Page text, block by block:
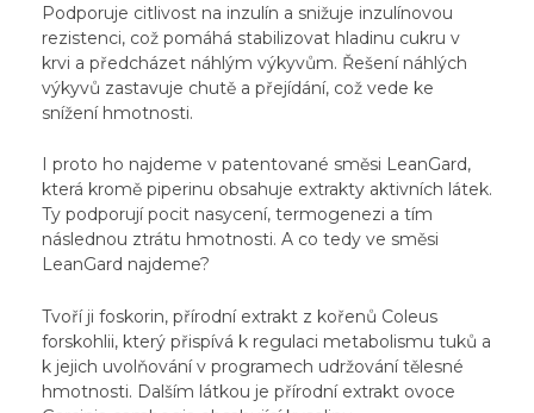
Podporuje citlivost na inzulín a snižuje inzulínovou
rezistenci, což pomáhá stabilizovat hladinu cukru v
krvi a předcházet náhlým výkyvům. Řešení náhlých
výkyvů zastavuje chutě a přejídání, což vede ke
snížení hmotnosti.
I proto ho najdeme v patentované směsi LeanGard,
která kromě piperinu obsahuje extrakty aktivních látek.
Ty podporují pocit nasycení, termogenezi a tím
následnou ztrátu hmotnosti. A co tedy ve směsi
LeanGard najdeme?
Tvoří ji foskorin, přírodní extrakt z kořenů Coleus
forskohlii, který přispívá k regulaci metabolismu tuků a
k jejich uvolňování v programech udržování tělesné
hmotnosti. Dalším látkou je přírodní extrakt ovoce